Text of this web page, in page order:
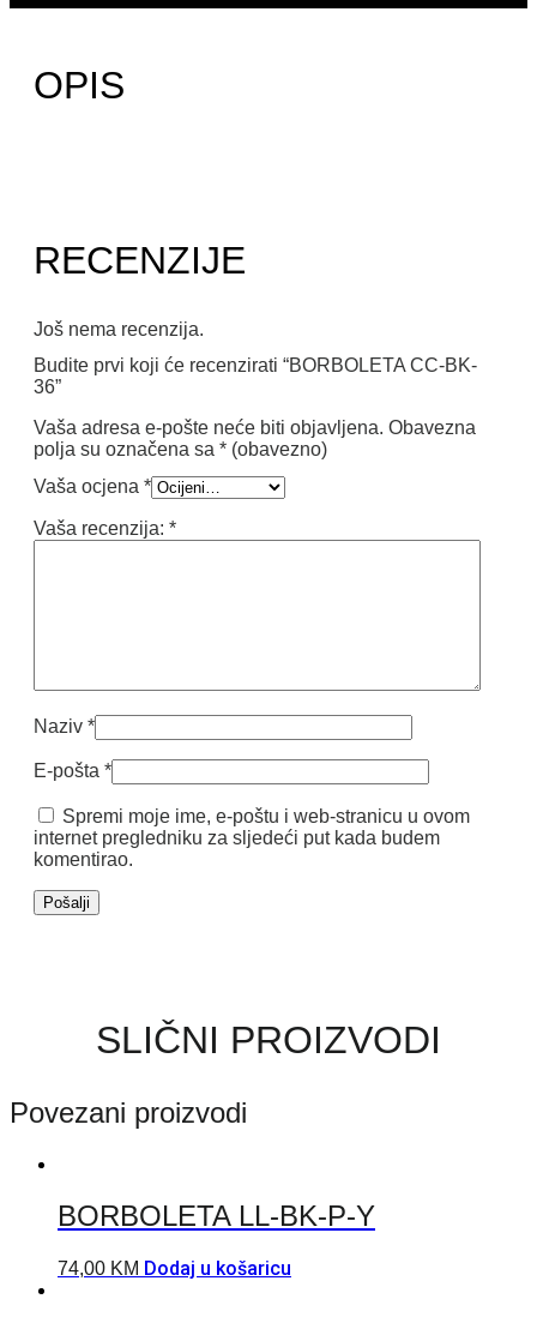
OPIS
RECENZIJE
Još nema recenzija.
Budite prvi koji će recenzirati “BORBOLETA CC-BK-
36”
Vaša adresa e-pošte neće biti objavljena. Obavezna
polja su označena sa * (obavezno)
Vaša ocjena *
Vaša recenzija: *
Naziv *
E-pošta *
Spremi moje ime, e-poštu i web-stranicu u ovom
internet pregledniku za sljedeći put kada budem
komentirao.
SLIČNI PROIZVODI
Povezani proizvodi
BORBOLETA LL-BK-P-Y
74,00 KM Dodaj u košaricu